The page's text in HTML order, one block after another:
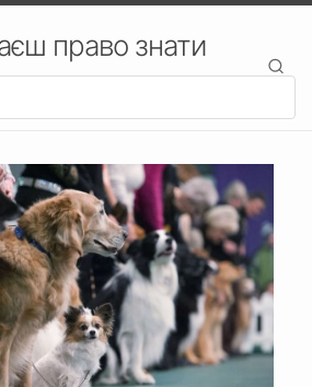
право знати